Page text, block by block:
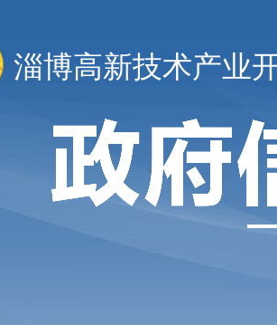
淄博高新技术产业